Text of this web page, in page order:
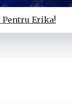
Erika!